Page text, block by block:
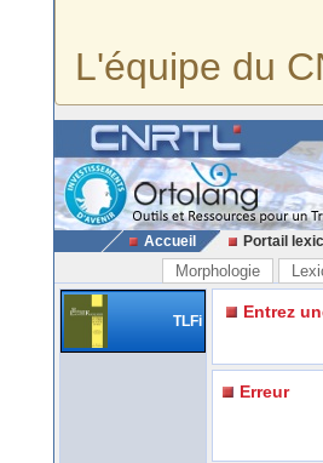
L'équipe du
Accueil Portail
Morphologie
TLFi Entrez
Erreur